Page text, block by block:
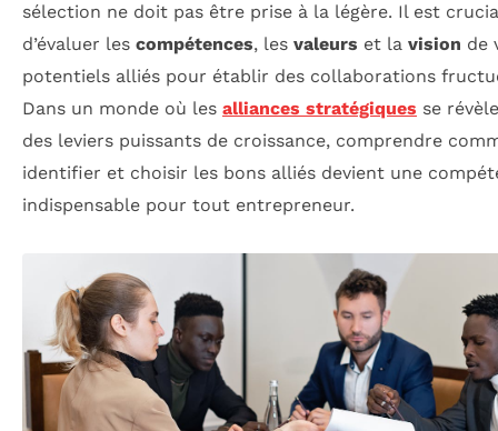
sélection ne doit pas être prise à la légère. Il est
d’évaluer les compétences, les valeurs et la vision de
potentiels alliés pour établir des collaborations
Dans un monde où les alliances stratégiques se
des leviers puissants de croissance, comprendre
identifier et choisir les bons alliés devient une
indispensable pour tout entrepreneur.